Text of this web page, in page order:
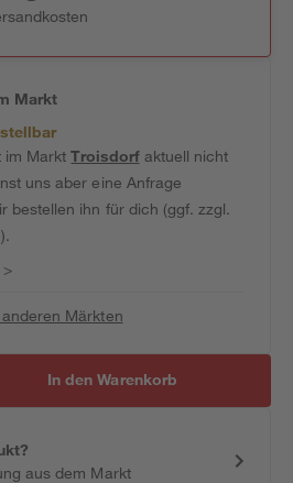
Markt
im MarktTroisdorfaktuell nicht
uns aber eine Anfrage
bestellen ihn für dich (ggf. zzgl.
>
Märkten
In den Warenkorb
aus dem Markt